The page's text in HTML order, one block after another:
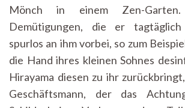
Mönch in einem Zen-
Demütigungen, die er
spurlos an ihm vorbei, so zum
die Hand ihres kleinen Sohnes
Hirayama diesen zu ihr
Geschäftsmann, der das